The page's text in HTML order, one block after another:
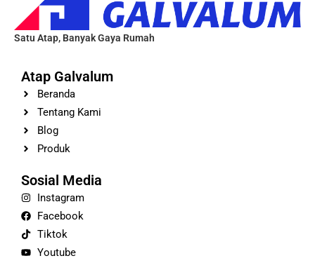
Satu Atap, Banyak Gaya Rumah
Atap Galvalum
Beranda
Tentang Kami
Blog
Produk
Sosial Media
Instagram
Facebook
Tiktok
Youtube